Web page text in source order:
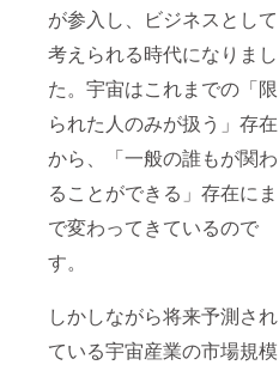
が参入し、ビジネスとして
考えられる時代になりまし
た。宇宙はこれまでの「限
られた人のみが扱う」存在
から、「一般の誰もが関わ
ることができる」存在にま
で変わってきているので
す。
しかしながら将来予測され
ている宇宙産業の市場規模